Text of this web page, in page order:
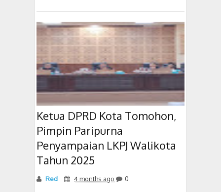
Ketua DPRD Kota Tomohon,
Pimpin Paripurna
Penyampaian LKPJ Walikota
Tahun 2025
Red 4 months ago 0